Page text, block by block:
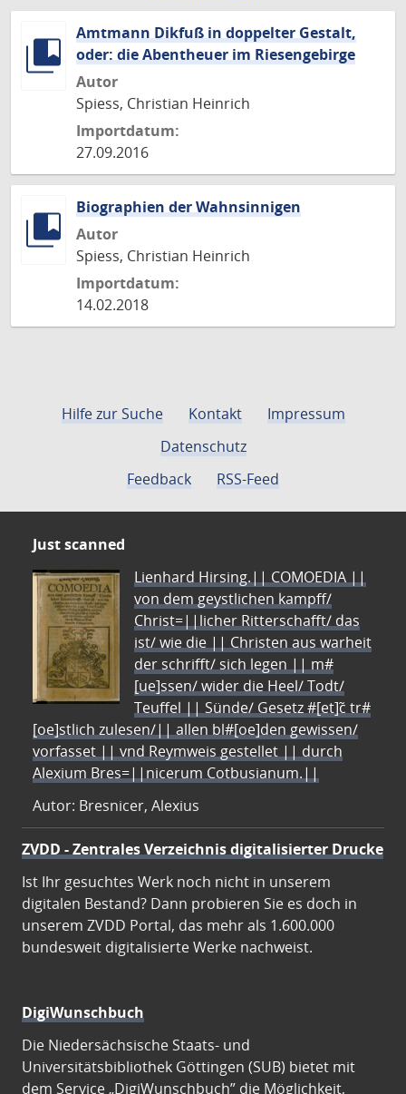
Amtmann Dikfuß in doppelter Gestalt,
oder: die Abentheuer im Riesengebirge
Autor
Spiess, Christian Heinrich
Importdatum:
27.09.2016
Biographien der Wahnsinnigen
Autor
Spiess, Christian Heinrich
Importdatum:
14.02.2018
Hilfe zur Suche Kontakt
Impressum
Datenschutz
Feedback
RSS-Feed
Just scanned
Lienhard Hirsing.|| COMOEDIA ||
von dem geystlichen kampff/
Christ=||licher Ritterschafft/ das
ist/ wie die || Christen aus warheit
der schrifft/ sich legen || m#
[ue]ssen/ wider die Heel/ Todt/
Teuffel || Sünde/ Gesetz #[et]c̃ tr#
[oe]stlich zulesen/|| allen bl#[oe]den gewissen/
vorfasset || vnd Reymweis gestellet || durch
Alexium Bres=||nicerum Cotbusianum.||
Autor: Bresnicer, Alexius
ZVDD - Zentrales Verzeichnis digitalisierter Drucke
Ist Ihr gesuchtes Werk noch nicht in unserem
digitalen Bestand? Dann probieren Sie es doch in
unserem ZVDD Portal, das mehr als 1.600.000
bundesweit digitalisierte Werke nachweist.
DigiWunschbuch
Die Niedersächsische Staats- und
Universitätsbibliothek Göttingen (SUB) bietet mit
dem Service „DigiWunschbuch” die Möglichkeit,